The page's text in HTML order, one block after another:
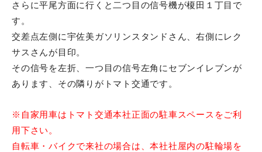
さらに平尾方面に行くと二つ目の信号機が榎田１丁目で
す。
交差点左側に宇佐美ガソリンスタンドさん、右側にレク
サスさんが目印。
その信号を左折、一つ目の信号左角にセブンイレブンが
あります、その隣りがトマト交通です。
※自家用車はトマト交通本社正面の駐車スペースをご利
用下さい。
自転車・バイクで来社の場合は、本社社屋内の駐輪場を